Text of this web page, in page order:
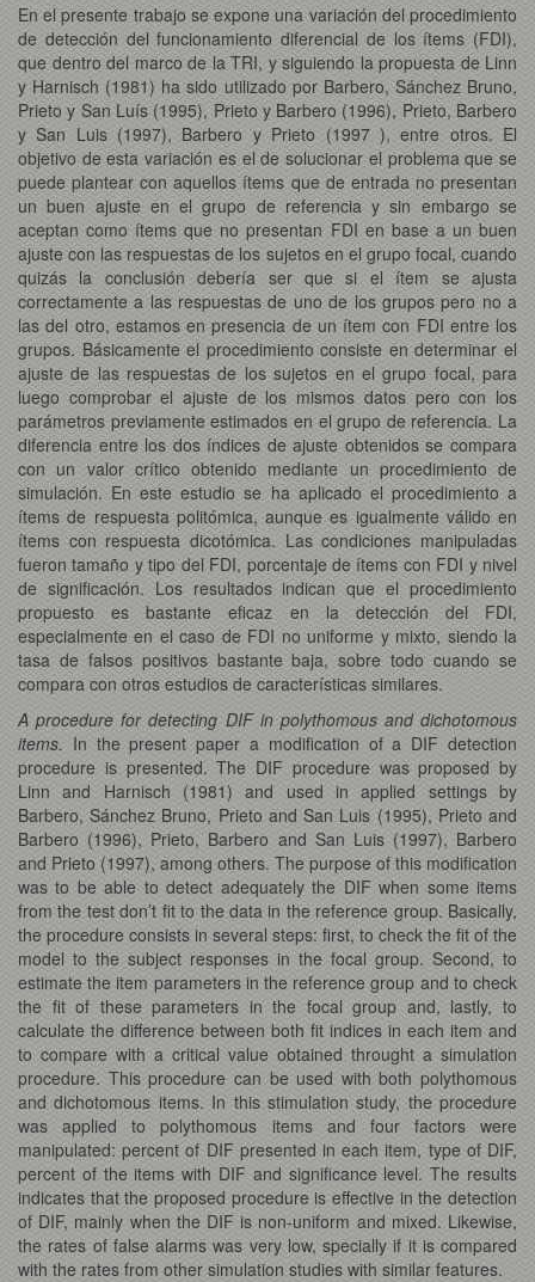
En el presente trabajo se expone una variación del procedimiento
de detección del funcionamiento diferencial de los ítems (FDI),
que dentro del marco de la TRI, y siguiendo la propuesta de Linn
y Harnisch (1981) ha sido utilizado por Barbero, Sánchez Bruno,
Prieto y San Luís (1995), Prieto y Barbero (1996), Prieto, Barbero
y San Luis (1997), Barbero y Prieto (1997 ), entre otros. El
objetivo de esta variación es el de solucionar el problema que se
puede plantear con aquellos ítems que de entrada no presentan
un buen ajuste en el grupo de referencia y sin embargo se
aceptan como ítems que no presentan FDI en base a un buen
ajuste con las respuestas de los sujetos en el grupo focal, cuando
quizás la conclusión debería ser que si el ítem se ajusta
correctamente a las respuestas de uno de los grupos pero no a
las del otro, estamos en presencia de un ítem con FDI entre los
grupos. Básicamente el procedimiento consiste en determinar el
ajuste de las respuestas de los sujetos en el grupo focal, para
luego comprobar el ajuste de los mismos datos pero con los
parámetros previamente estimados en el grupo de referencia. La
diferencia entre los dos índices de ajuste obtenidos se compara
con un valor crítico obtenido mediante un procedimiento de
simulación. En este estudio se ha aplicado el procedimiento a
ítems de respuesta politómica, aunque es igualmente válido en
ítems con respuesta dicotómica. Las condiciones manipuladas
fueron tamaño y tipo del FDI, porcentaje de ítems con FDI y nivel
de significación. Los resultados indican que el procedimiento
propuesto es bastante eficaz en la detección del FDI,
especialmente en el caso de FDI no uniforme y mixto, siendo la
tasa de falsos positivos bastante baja, sobre todo cuando se
compara con otros estudios de características similares.
A procedure for detecting DIF in polythomous and dichotomous
items. In the present paper a modification of a DIF detection
procedure is presented. The DIF procedure was proposed by
Linn and Harnisch (1981) and used in applied settings by
Barbero, Sánchez Bruno, Prieto and San Luis (1995), Prieto and
Barbero (1996), Prieto, Barbero and San Luis (1997), Barbero
and Prieto (1997), among others. The purpose of this modification
was to be able to detect adequately the DIF when some items
from the test don’t fit to the data in the reference group. Basically,
the procedure consists in several steps: first, to check the fit of the
model to the subject responses in the focal group. Second, to
estimate the item parameters in the reference group and to check
the fit of these parameters in the focal group and, lastly, to
calculate the difference between both fit indices in each item and
to compare with a critical value obtained throught a simulation
procedure. This procedure can be used with both polythomous
and dichotomous items. In this stimulation study, the procedure
was applied to polythomous items and four factors were
manipulated: percent of DIF presented in each item, type of DIF,
percent of the items with DIF and significance level. The results
indicates that the proposed procedure is effective in the detection
of DIF, mainly when the DIF is non-uniform and mixed. Likewise,
the rates of false alarms was very low, specially if it is compared
with the rates from other simulation studies with similar features.